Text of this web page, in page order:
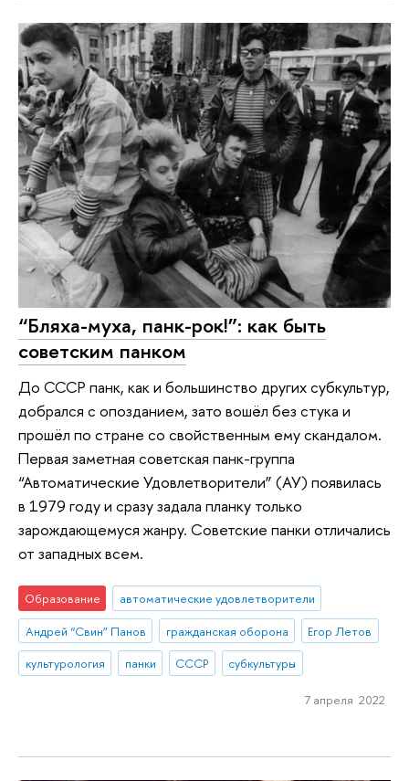
“Бляха-муха, панк-рок!”: как быть
советским панком
До СССР панк, как и большинство других субкультур,
добрался с опозданием, зато вошёл без стука и
прошёл по стране со свойственным ему скандалом.
Первая заметная советская панк-группа
“Автоматические Удовлетворители” (АУ) появилась
в 1979 году и сразу задала планку только
зарождающемуся жанру. Советские панки отличались
от западных всем.
Образование
автоматические удовлетворители
Андрей “Свин” Панов
гражданская оборона
Егор Летов
культурология
панки СССР субкультуры
7 апреля 2022